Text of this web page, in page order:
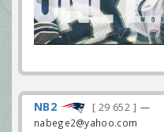
NB2 29 652
—
nabege2@yahoo.com